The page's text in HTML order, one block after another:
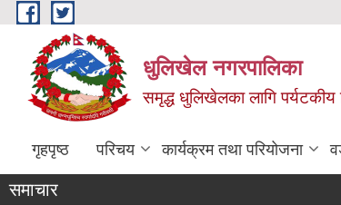
Skip to main content
धुलिखेल नगरपालिका
समृद्ध धुलिखेलका लागि पर्यटकीय
गृहपृष्ठ परिचय कार्यक्रम तथा परियोजना
समाचार